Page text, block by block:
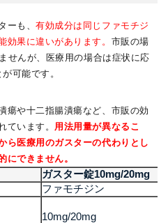
ーも、有効成分は同じファモチジ
効果に違いがあります。 市販の場
せんが、医療用の場合は症状に応
可能です。
瘍や十二指腸潰瘍など、市販の効
ています。 用法用量が異なるこ
ら医療用のガスターの代わりとし
にできません。
ガスター錠10mg/20mg
ファモチジン
10mg/20mg